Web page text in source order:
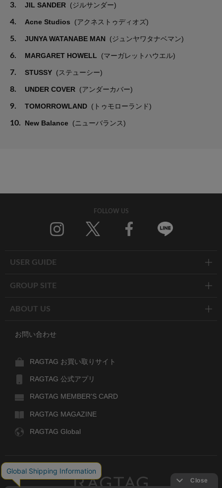
3. JIL SANDER (ジルサンダー)
4. Acne Studios (アクネストゥディオズ)
5. JUNYA WATANABE MAN (ジュンヤワタナベマン)
6. MARGARET HOWELL (マーガレットハウエル)
7. STUSSY (ステューシー)
8. UNDER COVER (アンダーカバー)
9. TOMORROWLAND (トゥモローランド)
10. New Balance (ニューバランス)
FOLLOW US
USER GUIDE
GROUP SITE
ABOUT US
お問い合わせ
RAGTAG お買い取りサイト
RAGTAG 公式アプリ
RAGTAG MEMBER'S CARD
RAGTAG MAGAZINE
RAGTAG Global